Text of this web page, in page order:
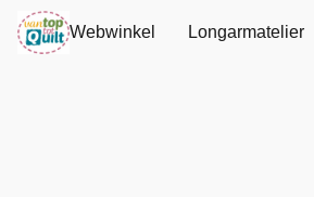
Webwinkel Longarmatelier